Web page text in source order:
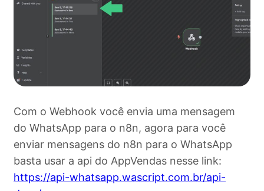
Com o Webhook você envia uma mensagem
do WhatsApp para o n8n, agora para você
enviar mensagens do n8n para o WhatsApp
basta usar a api do AppVendas nesse link:
https://api-whatsapp.wascript.com.br/api-